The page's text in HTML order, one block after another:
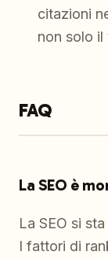
citazioni
non solo il
FAQ
La SEO è
La SEO si
I fattori di